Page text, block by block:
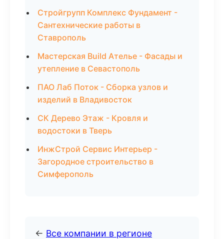
Стройгрупп Комплекс Фундамент -
Сантехнические работы в
Ставрополь
Мастерская Build Ателье - Фасады и
утепление в Севастополь
ПАО Лаб Поток - Сборка узлов и
изделий в Владивосток
СК Дерево Этаж - Кровля и
водостоки в Тверь
ИнжСтрой Сервис Интерьер -
Загородное строительство в
Симферополь
← Все компании в регионе